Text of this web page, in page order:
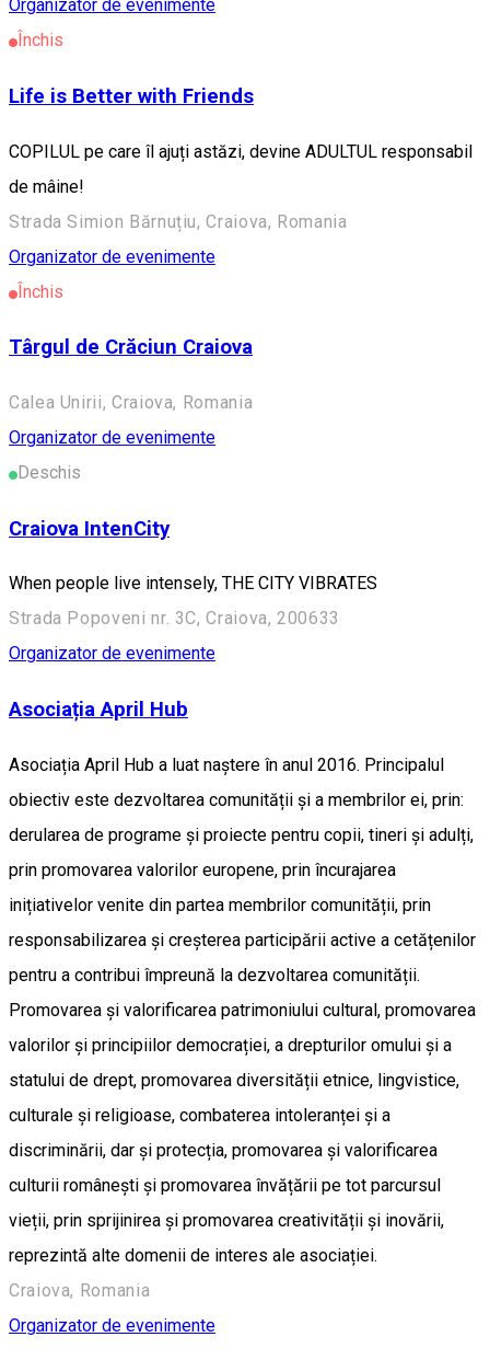
Organizator de evenimente
Închis
Life is Better with Friends
COPILUL pe care îl ajuți astăzi, devine ADULTUL responsabil
de mâine!
Strada Simion Bărnuțiu, Craiova, Romania
Organizator de evenimente
Închis
Târgul de Crăciun Craiova
Calea Unirii, Craiova, Romania
Organizator de evenimente
Deschis
Craiova IntenCity
When people live intensely, THE CITY VIBRATES
Strada Popoveni nr. 3C, Craiova, 200633
Organizator de evenimente
Asociația April Hub
Asociația April Hub a luat naștere în anul 2016. Principalul
obiectiv este dezvoltarea comunității și a membrilor ei, prin:
derularea de programe și proiecte pentru copii, tineri și adulți,
prin promovarea valorilor europene, prin încurajarea
inițiativelor venite din partea membrilor comunității, prin
responsabilizarea și creșterea participării active a cetățenilor
pentru a contribui împreună la dezvoltarea comunității.
Promovarea și valorificarea patrimoniului cultural, promovarea
valorilor și principiilor democrației, a drepturilor omului și a
statului de drept, promovarea diversității etnice, lingvistice,
culturale și religioase, combaterea intoleranței și a
discriminării, dar și protecția, promovarea și valorificarea
culturii românești și promovarea învățării pe tot parcursul
vieții, prin sprijinirea și promovarea creativității și inovării,
reprezintă alte domenii de interes ale asociației.
Craiova, Romania
Organizator de evenimente